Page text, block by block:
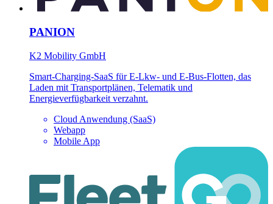
PANION
K2 Mobility GmbH
Smart-Charging-SaaS für E-Lkw- und E-Bus-Flotten, das
Laden mit Transportplänen, Telematik und
Energieverfügbarkeit verzahnt.
Cloud Anwendung (SaaS)
Webapp
Mobile App